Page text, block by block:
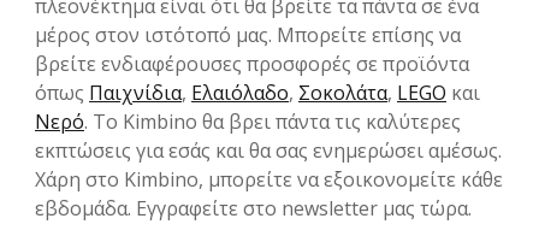
πλεονέκτημα είναι ότι θα βρείτε τα πάντα σε ένα
μέρος στον ιστότοπό μας. Μπορείτε επίσης να
βρείτε ενδιαφέρουσες προσφορές σε προϊόντα
όπως Παιχνίδια, Ελαιόλαδο, Σοκολάτα, LEGO και
Νερό. Το Kimbino θα βρει πάντα τις καλύτερες
εκπτώσεις για εσάς και θα σας ενημερώσει αμέσως.
Χάρη στο Kimbino, μπορείτε να εξοικονομείτε κάθε
εβδομάδα. Εγγραφείτε στο newsletter μας τώρα.